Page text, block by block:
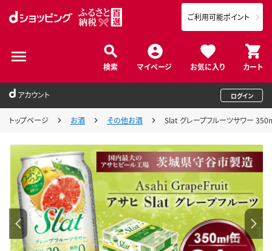
検索 マイページ お気に入り カート
ご利用可能ポイント
アカウント ログイン
トップページ お酒 その他お酒 Slat グレープフルーツサワー